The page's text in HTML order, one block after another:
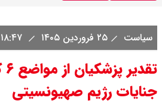
سیاست ۲۵ فروردین ۱۴۰۵
جنایات رژیم صهیونسیتی